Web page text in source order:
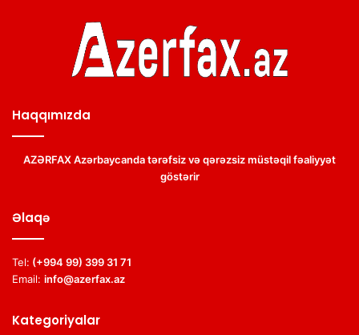
Haqqımızda
AZƏRFAX Azərbaycanda tərəfsiz və qərəzsiz müstəqil fəaliyyət
göstərir
Əlaqə
Tel: (+994 99) 399 31 71
Email: info@azerfax.az
Kategoriyalar